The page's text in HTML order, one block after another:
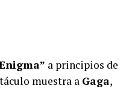
a principios de
muestra a Gaga,